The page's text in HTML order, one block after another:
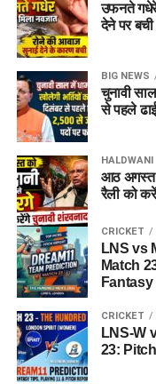
उफनते
देने पर
BIG NEWS
चुनावी
से पहले ढाई
HALDWANI
आठ अगस्त
रैली को
CRICKET
LNS vs
Match
CRICKET
LNS-W
23: